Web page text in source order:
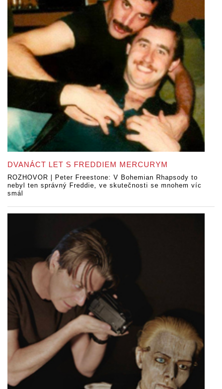
DVANÁCT LET S FREDDIEM MERCURYM
ROZHOVOR | Peter Freestone: V Bohemian Rhapsody to
nebyl ten správný Freddie, ve skutečnosti se mnohem víc
smál